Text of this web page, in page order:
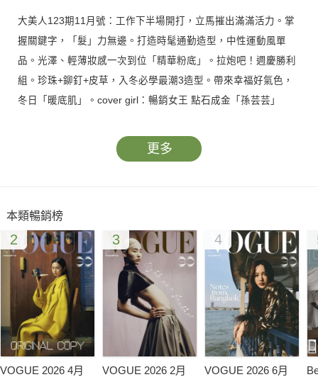
大美人123期11月號：工作下半場開打，立馬摧出滿滿活力。掌
握關鍵字，「髮」力無邊。打造時髦通勤造型，中性運動風單
品。光澤、輕薄妝感一次到位「精華粉底」。拉炮吧！週慶勝利
組。珍珠+鉚釘+皮草，入冬必學最潮3造型。帶來幸福好氣色，
冬日「暖底肌」。cover girl：暢銷女王 點石成金「孫芸芸」
更多
本類暢銷榜
2
VOGUE 2026 4月
3
VOGUE 2026 2月
4
VOGUE 2026 6月